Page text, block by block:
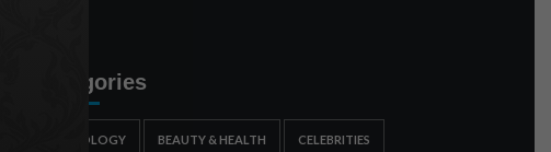
Categories
ASTROLOGY BEAUTY & HEALTH CELEBRITIES